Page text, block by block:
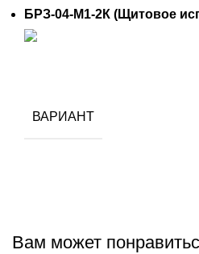
БРЗ-04-М1-2К (Щитовое
ВАРИАНТ
Вам может